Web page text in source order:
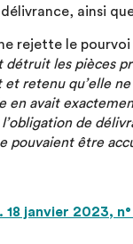
ainsi
rejette le
détruit les pièces
et retenu qu’elle
en avait
de
pouvaient être
18 janvier 2023,